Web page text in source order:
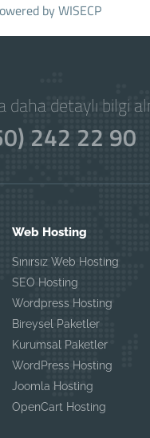
byWISECP
detaylı bilgi
242 22 90
Web Hosting
Sınırsız Web Hosting
SEO Hosting
Wordpress Hosting
Bireysel Paketler
Kurumsal Paketler
WordPress Hosting
Joomla Hosting
OpenCart Hosting